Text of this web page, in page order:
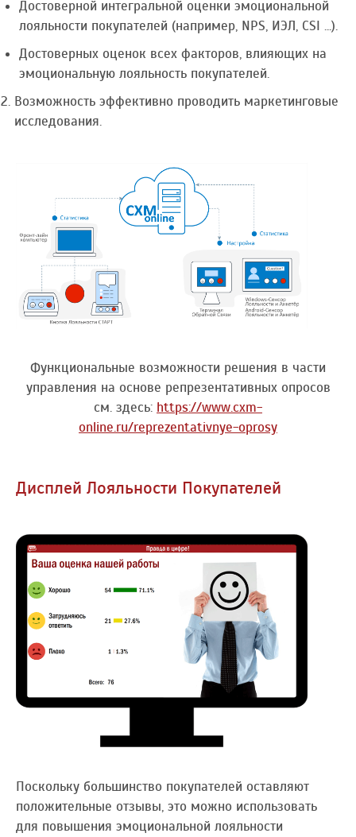
Достоверной интегральной оценки эмоциональной
лояльности покупателей (например, NPS, ИЭЛ, CSI ...).
Достоверных оценок всех факторов, влияющих на
эмоциональную лояльность покупателей.
Возможность эффективно проводить маркетинговые
исследования.
Функциональные возможности решения в части
управления на основе репрезентативных опросов
см. здесь: https://www.cxm-
online.ru/reprezentativnye-oprosy
Дисплей Лояльности Покупателей
Поскольку большинство покупателей оставляют
положительные отзывы, это можно использовать
для повышения эмоциональной лояльности